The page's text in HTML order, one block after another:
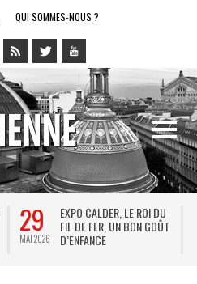
QUI SOMMES-NOUS ?
29
MAI 2026
EXPO CALDER, LE ROI DU
FIL DE FER, UN BON GOÛT
D’ENFANCE